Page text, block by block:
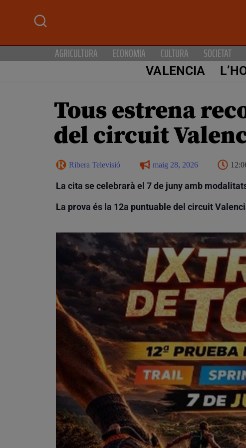
AGRICULTURA ECONOMIA CULTURA SOCIETAT
VALENCIA
Tous estrena
del circuit
Ribera Televisió maig 28, 2026
La cita se celebrarà el 7 de juny amb
La prova és la 12a puntuable del circuit